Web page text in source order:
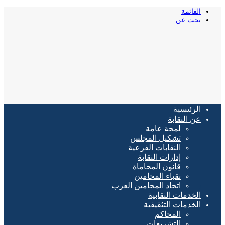
القائمة
بحث عن
الرئيسية
عن النقابة
لمحة عامة
تشكيل المجلس
النقابات الفرعية
إدارات النقابة
قانون المحاماة
نقباء المحامين
اتحاد المحامين العرب
الخدمات النقابية
الخدمات التثقيفية
المحاكم